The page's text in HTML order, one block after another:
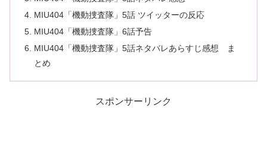
MIU404「機動捜査隊」5話 ツイッターの反応
MIU404「機動捜査隊」6話予告
MIU404「機動捜査隊」5話ネタバレあらすじ感想 ま
とめ
スポンサーリンク